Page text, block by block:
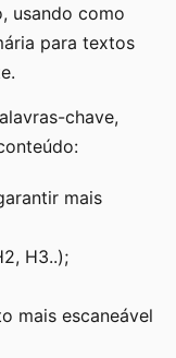
usando como
para textos
chave,
mais
H3..);
mais escaneável